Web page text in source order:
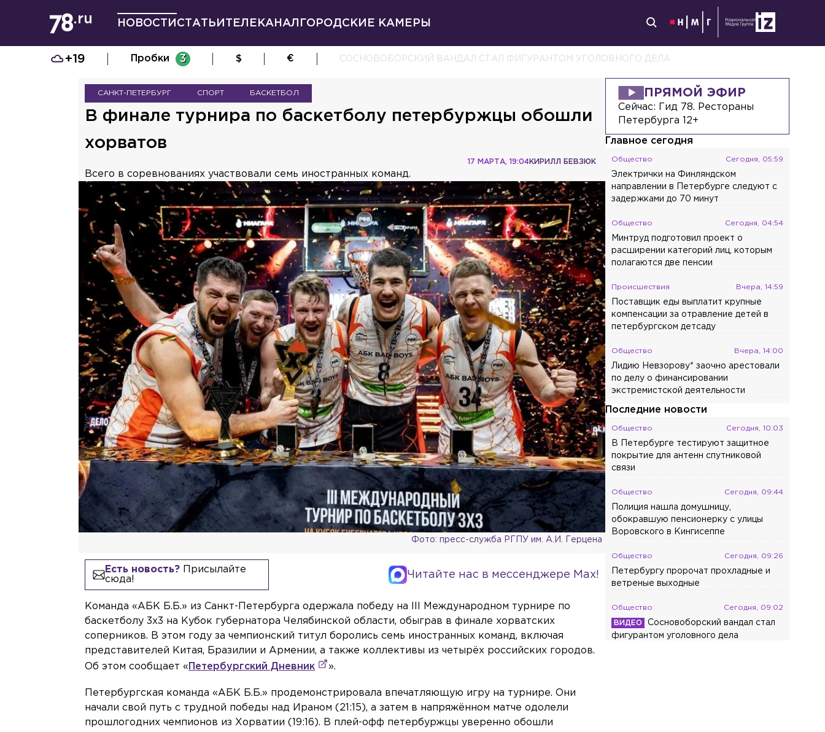
НОВОСТИ СТАТЬИ ТЕЛЕКАНАЛ ГОРОДСКИЕ КАМЕРЫ
+19 Пробки 3 $ € СОСНОВОБОРСКИЙ ВАНДАЛ СТАЛ ФИГУРАНТОМ УГОЛОВНОГО ДЕЛА
САНКТ-ПЕТЕРБУРГ СПОРТ БАСКЕТБОЛ
В финале турнира по баскетболу петербуржцы обошли
хорватов
КИРИЛЛ БЕВЗЮК
17 МАРТА, 19:04
Всего в соревнованиях участвовали семь иностранных команд.
Фото: пресс-служба РГПУ им. А.И. Герцена
Есть новость?Присылайте
сюда!
Читайте нас в мессенджере Max!
Команда «АБК Б.Б.» из Санкт-Петербурга одержала победу на III Международном турнире по
баскетболу 3х3 на Кубок губернатора Челябинской области, обыграв в финале хорватских
соперников. В этом году за чемпионский титул боролись семь иностранных команд, включая
представителей Китая, Бразилии и Армении, а также коллективы из четырёх российских городов.
Об этом сообщает « Петербургский Дневник ».
Петербургская команда «АБК Б.Б.» продемонстрировала впечатляющую игру на турнире. Они
начали свой путь с трудной победы над Ираном (21:15), а затем в напряжённом матче одолели
прошлогодних чемпионов из Хорватии (19:16). В плей-офф петербуржцы уверенно обошли
ПРЯМОЙ ЭФИР
Сейчас:
Гид 78. Рестораны
Петербурга 12+
Главное сегодня
Общество Сегодня, 05:59
Электрички на Финляндском
направлении в Петербурге следуют с
задержками до 70 минут
Общество Сегодня, 04:54
Минтруд подготовил проект о
расширении категорий лиц, которым
полагаются две пенсии
Происшествия Вчера, 14:59
Поставщик еды выплатит крупные
компенсации за отравление детей в
петербургском детсаду
Общество Вчера, 14:00
Лидию Невзорову* заочно арестовали
по делу о финансировании
экстремистской деятельности
Последние новости
Общество Сегодня, 10:03
В Петербурге тестируют защитное
покрытие для антенн спутниковой
связи
Общество Сегодня, 09:44
Полиция нашла домушницу,
обокравшую пенсионерку с улицы
Воровского в Кингисеппе
Общество Сегодня, 09:26
Петербургу пророчат прохладные и
ветреные выходные
Общество Сегодня, 09:02
Сосновоборский вандал стал
фигурантом уголовного дела